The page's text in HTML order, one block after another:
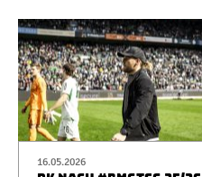
16.05.2026